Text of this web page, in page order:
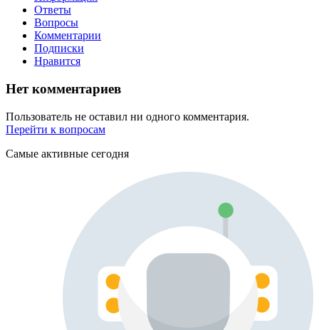
Ответы
Вопросы
Комментарии
Подписки
Нравится
Нет комментариев
Пользователь не оставил ни одного комментария.
Перейти к вопросам
Самые активные сегодня